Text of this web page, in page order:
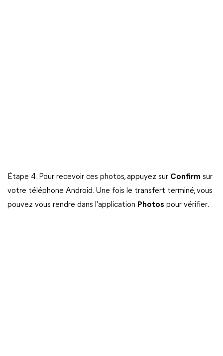
Étape 4. Pour recevoir ces photos, appuyez sur Confirm sur
votre téléphone Android. Une fois le transfert terminé, vous
pouvez vous rendre dans l'application Photos pour vérifier.